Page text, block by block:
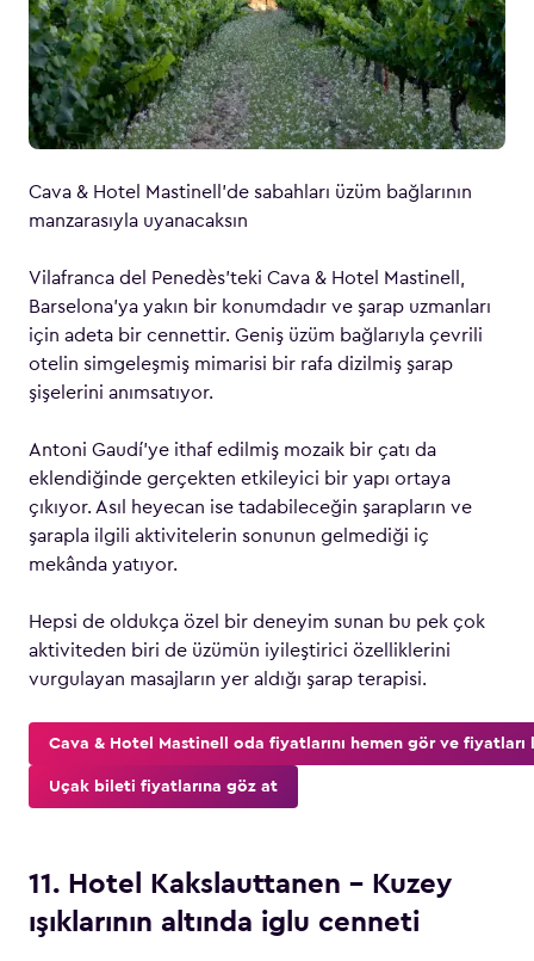
Cava & Hotel Mastinell’de sabahları üzüm bağlarının
manzarasıyla uyanacaksın
Vilafranca del Penedès’teki Cava & Hotel Mastinell,
Barselona’ya yakın bir konumdadır ve şarap uzmanları
için adeta bir cennettir. Geniş üzüm bağlarıyla çevrili
otelin simgeleşmiş mimarisi bir rafa dizilmiş şarap
şişelerini anımsatıyor.
Antoni Gaudí’ye ithaf edilmiş mozaik bir çatı da
eklendiğinde gerçekten etkileyici bir yapı ortaya
çıkıyor. Asıl heyecan ise tadabileceğin şarapların ve
şarapla ilgili aktivitelerin sonunun gelmediği iç
mekânda yatıyor.
Hepsi de oldukça özel bir deneyim sunan bu pek çok
aktiviteden biri de üzümün iyileştirici özelliklerini
vurgulayan masajların yer aldığı şarap terapisi.
Cava & Hotel Mastinell oda fiyatlarını hemen gör ve fiyatları
Uçak bileti fiyatlarına göz at
11. Hotel Kakslauttanen – Kuzey
ışıklarının altında iglu cenneti